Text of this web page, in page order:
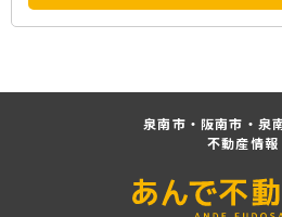
泉南市・阪南市・泉
不動産情報